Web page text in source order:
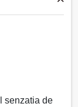
senzatia de